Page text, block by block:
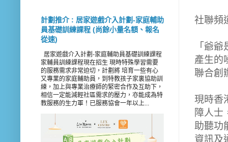
社聯頻
「爺
產生的
聯合創
現時香
障人士
助聽功
資訊及
計劃推介 : 居家遊戲介入計劃-家庭輔助
員基礎訓練課程 (尚餘小量名額、報名
從速)
居家遊戲介入計劃-家庭輔助員基礎訓練課程
家輔員訓練課程現在招生 現時特殊學習需要
的服務需求非常迫切，計劃將 培育一些有心
又專業的家庭輔助員，到特教孩子家裏協助訓
練，加上與專業治療師的緊密合作及互助下，
相信一定能減輕社區需求的壓力，亦能成為特
教服務的生力軍！已服務協會一年以上...